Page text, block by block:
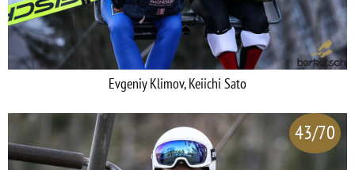
Evgeniy Klimov, Keiichi Sato
43/70